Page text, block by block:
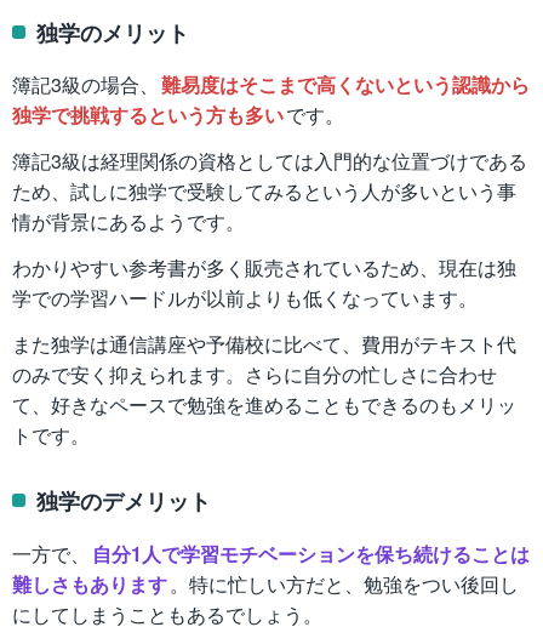
独学のメリット
簿記3級の場合、 難易度はそこまで高くないという認識から
独学で挑戦するという方も多いです。
簿記3級は経理関係の資格としては入門的な位置づけである
ため、試しに独学で受験してみるという人が多いという事
情が背景にあるようです。
わかりやすい参考書が多く販売されているため、現在は独
学での学習ハードルが以前よりも低くなっています。
また独学は通信講座や予備校に比べて、費用がテキスト代
のみで安く抑えられます。さらに自分の忙しさに合わせ
て、好きなペースで勉強を進めることもできるのもメリッ
トです。
独学のデメリット
一方で、
自分1人で学習モチベーションを保ち続けることは
難しさもあります。特に忙しい方だと、勉強をつい後回し
にしてしまうこともあるでしょう。